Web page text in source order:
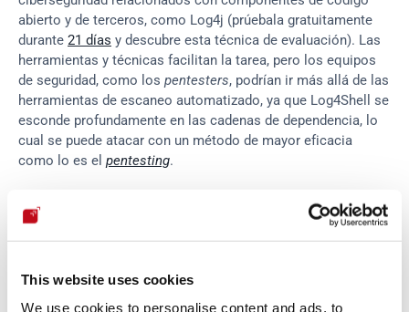
This website uses cookies
We use cookies to personalise content and ads, to
abierto y de terceros, como Log4j (prúebala gratuitamente
durante 21 días y descubre esta técnica de evaluación). Las
herramientas y técnicas facilitan la tarea, pero los equipos
de seguridad, como los pentesters, podrían ir más allá de las
herramientas de escaneo automatizado, ya que Log4Shell se
esconde profundamente en las cadenas de dependencia, lo
cual se puede atacar con un método de mayor eficacia
como lo es el pentesting.
Las pruebas manuales son ejecutadas por pentesters que
son más que capaces de buscar Log4Shell profundamente
Apache Maven para generar árboles de dependencias y